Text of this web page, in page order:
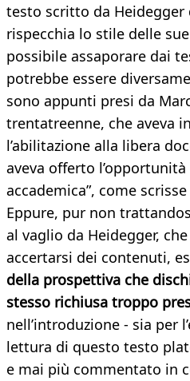
testo scritto da
rispecchia lo stile delle
possibile assaporare dai
potrebbe essere
sono appunti presi da
trentatreenne, che aveva
l’abilitazione alla libera
aveva offerto
accademica”, come
Eppure, pur non
al vaglio da Heidegger,
accertarsi dei contenuti,
della prospettiva che
stesso richiusa troppo
nell’introduzione - sia per
lettura di questo testo
e mai più commentato in